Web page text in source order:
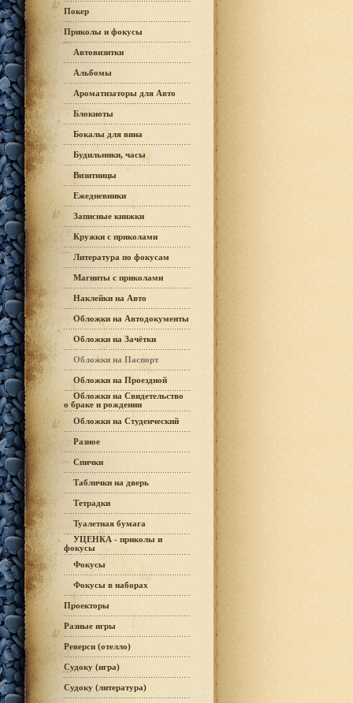
Покер
Приколы и фокусы
Автовизитки
Альбомы
Ароматизаторы для Авто
Блокноты
Бокалы для вина
Будильники, часы
Визитницы
Ежедневники
Записные книжки
Кружки с приколами
Литература по фокусам
Магниты с приколами
Наклейки на Авто
Обложки на Автодокументы
Обложки на Зачётки
Обложки на Паспорт
Обложки на Проездной
Обложки на Свидетельство
о браке и рождении
Обложки на Студенческий
Разное
Спички
Таблички на дверь
Тетрадки
Туалетная бумага
УЦЕНКА - приколы и
фокусы
Фокусы
Фокусы в наборах
Проекторы
Разные игры
Реверси (отелло)
Судоку (игра)
Судоку (литература)